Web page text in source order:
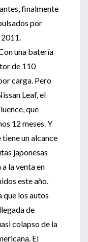
finalmente
por
una batería
de 110
carga. Pero
Leaf, el
que
12 meses. Y
un alcance
japonesas
la venta en
este año.
los autos
de
colapso de la
El